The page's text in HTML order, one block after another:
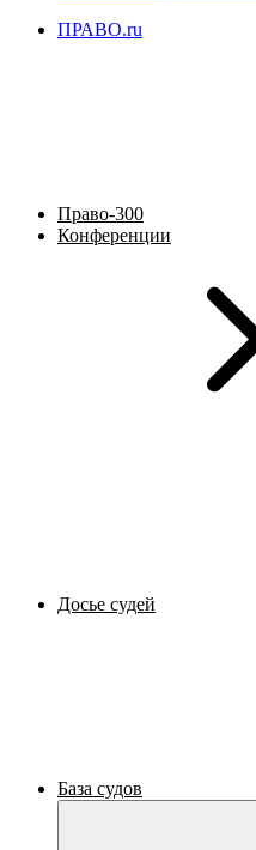
ПРАВО.ru
Право-300
Конференции
Досье судей
База судов